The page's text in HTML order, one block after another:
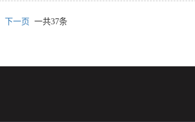
下一页 一共37条